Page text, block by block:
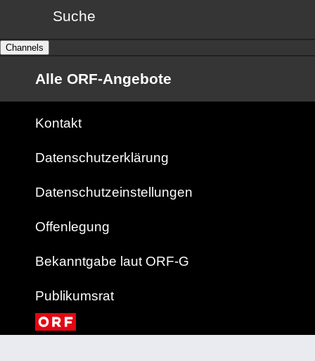
Suche
Channels
Alle ORF-Angebote
Kontakt
Datenschutzerklärung
Datenschutzeinstellungen
Offenlegung
Bekanntgabe laut ORF-G
Publikumsrat